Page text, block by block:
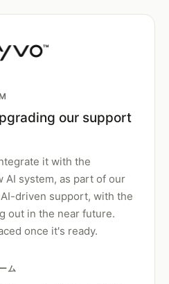
our support
it with the
AI system, as part of our
driven support, with the
out in the near future.
once it's ready.
ム